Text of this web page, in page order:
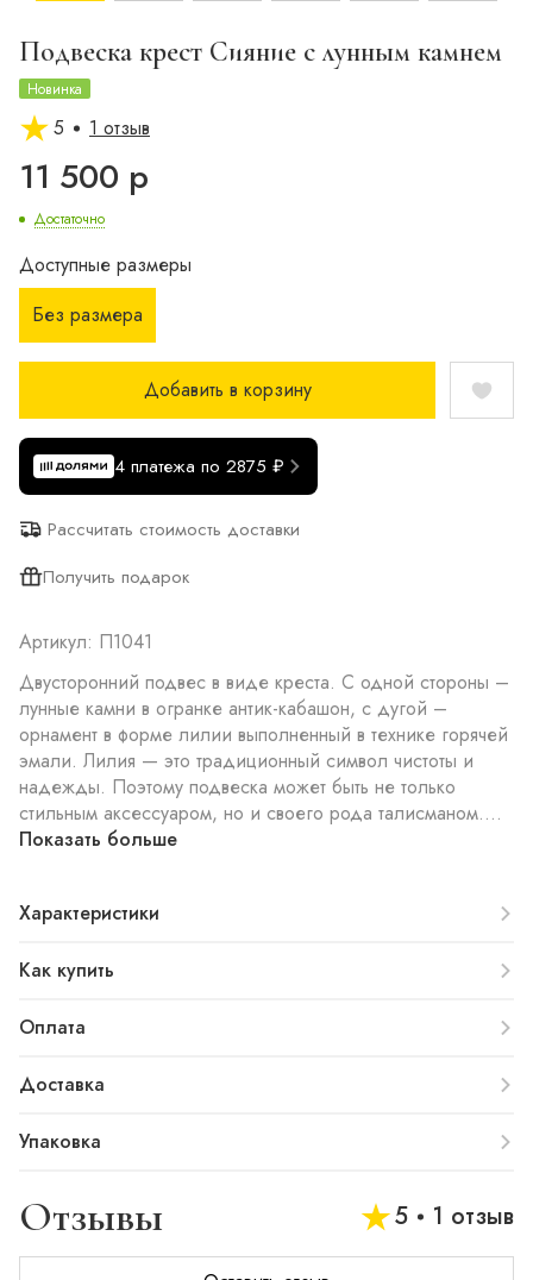
Подвеска крест Сияние с лунным камнем
Новинка
5 1 отзыв
11 500 р
Достаточно
Доступные размеры
Без размера
Добавить в корзину
4 платежа по 2875 ₽
Рассчитать стоимость доставки
Получить подарок
Артикул: П1041
Двусторонний подвес в виде креста. С одной стороны –
лунные камни в огранке антик-кабашон, с дугой –
орнамент в форме лилии выполненный в технике горячей
эмали. Лилия — это традиционный символ чистоты и
надежды. Поэтому подвеска может быть не только
стильным аксессуаром, но и своего рода талисманом....
Показать больше
Характеристики
Как купить
Оплата
Доставка
Упаковка
Отзывы 5 1 отзыв